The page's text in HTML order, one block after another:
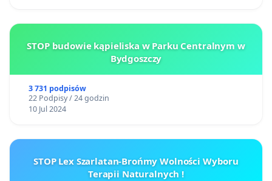
STOP budowie kąpieliska w Parku Centralnym w
Bydgoszczy
3 731 podpisów
22 Podpisy / 24 godzin
10 Jul 2024
STOP Lex Szarlatan-Brońmy Wolności Wyboru
Terapii Naturalnych !